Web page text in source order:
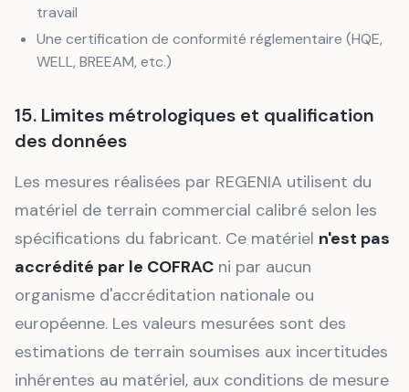
travail
Une certification de conformité réglementaire (HQE,
WELL, BREEAM, etc.)
15. Limites métrologiques et qualification
des données
Les mesures réalisées par REGENIA utilisent du
matériel de terrain commercial calibré selon les
spécifications du fabricant. Ce matériel n'est pas
accrédité par le COFRAC ni par aucun
organisme d'accréditation nationale ou
européenne. Les valeurs mesurées sont des
estimations de terrain soumises aux incertitudes
inhérentes au matériel, aux conditions de mesure